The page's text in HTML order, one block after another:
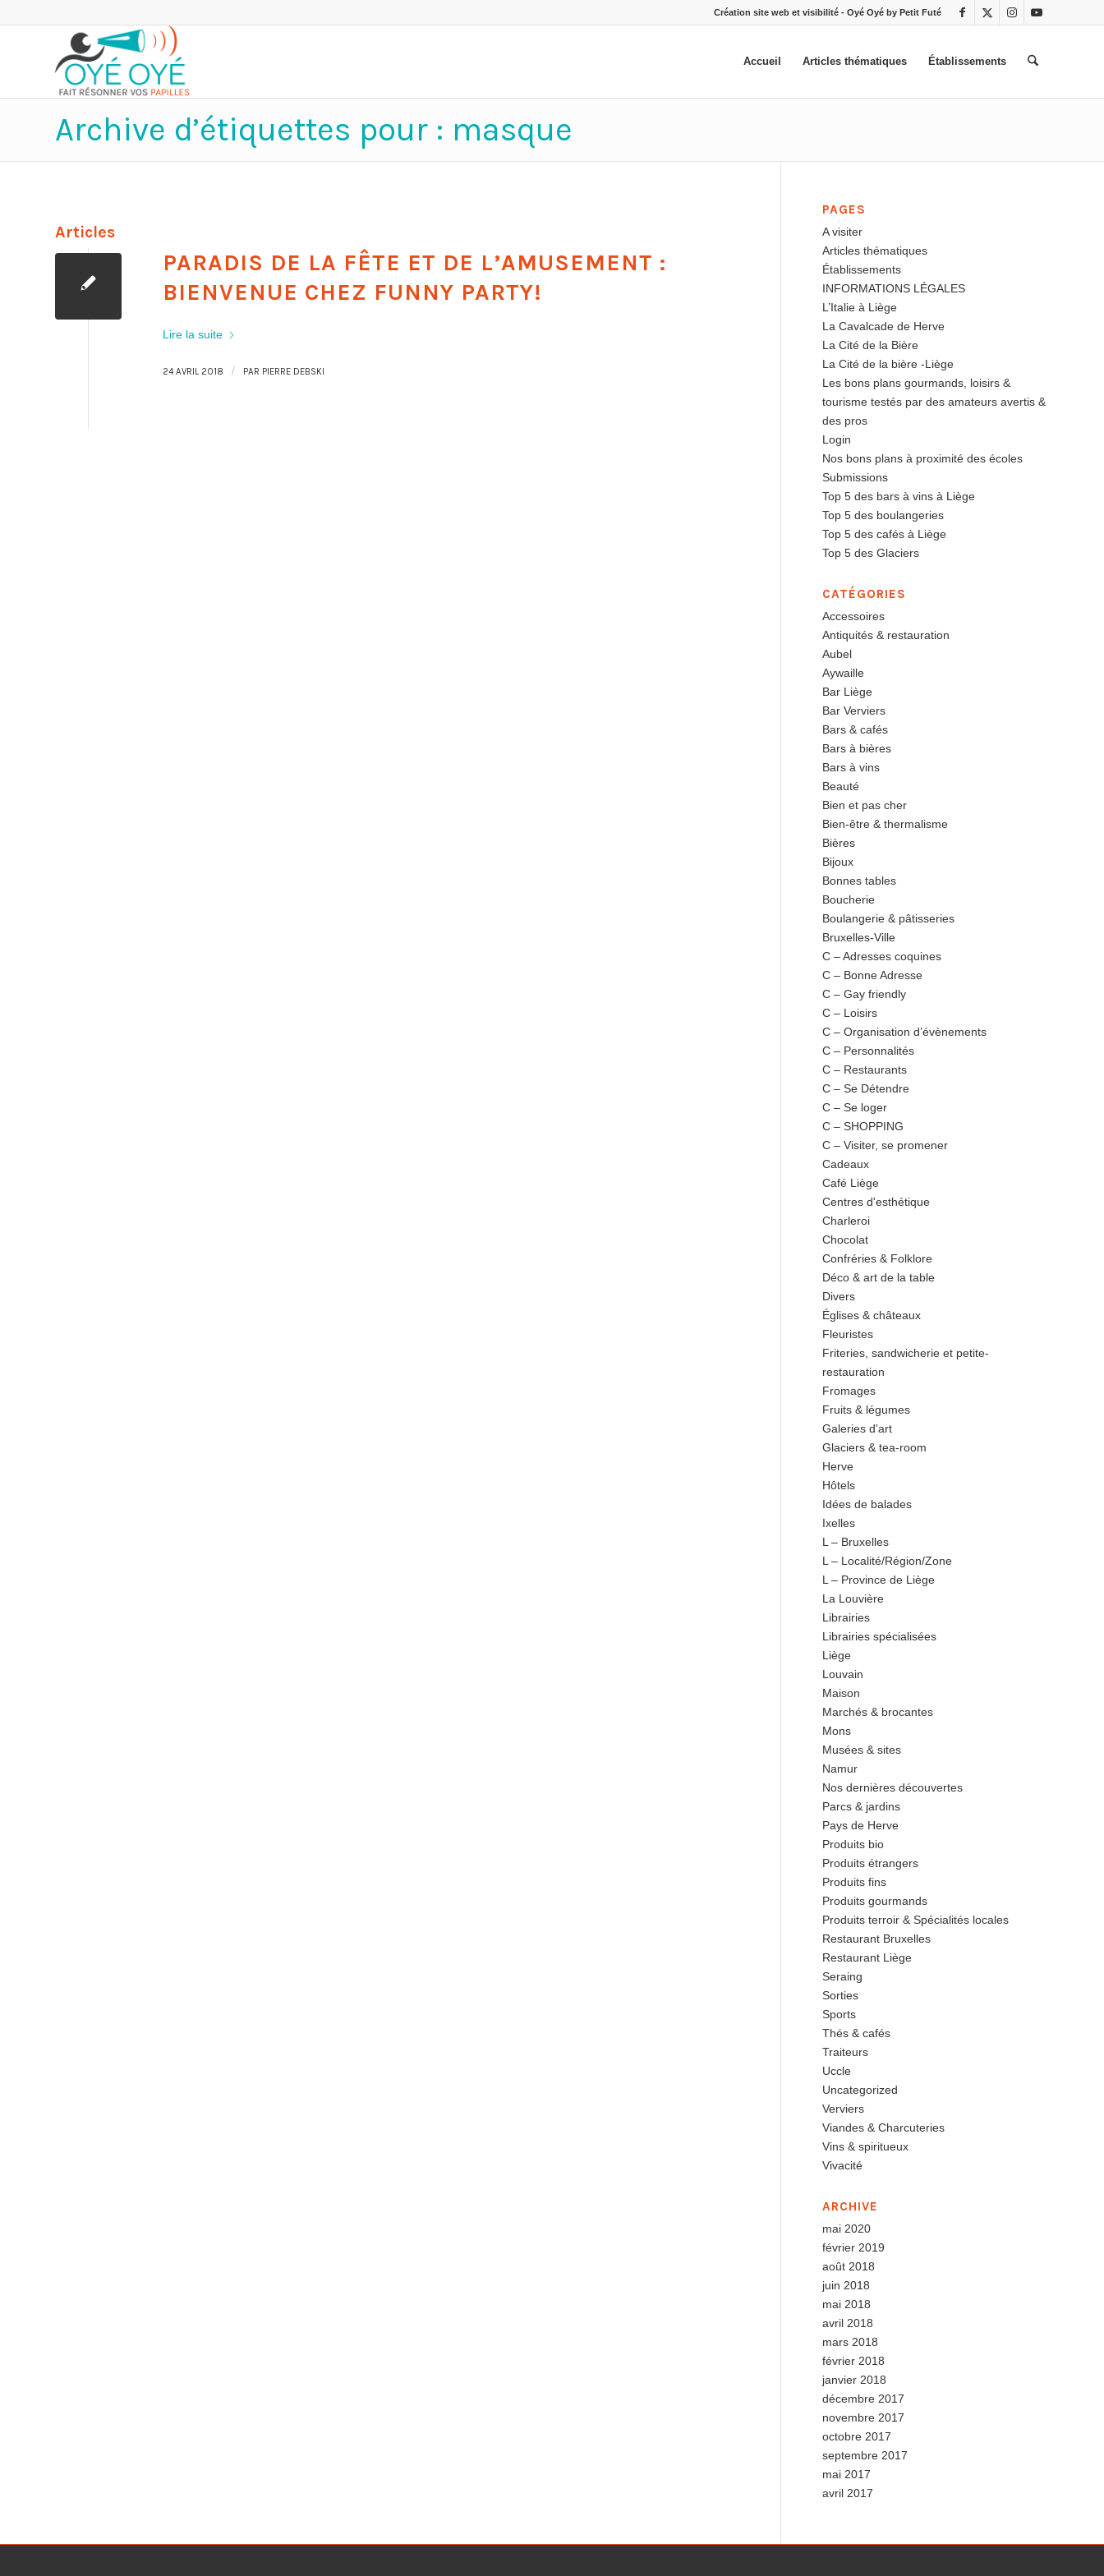
Création site web et visibilité - Oyé Oyé by Petit Futé
Accueil Articles thématiques Établissements
Archive d’étiquettes pour : masque
Articles
PARADIS DE LA FÊTE ET DE L’AMUSEMENT :
BIENVENUE CHEZ FUNNY PARTY!
Lire la suite
24 AVRIL 2018 / PAR PIERRE DEBSKI
PAGES
A visiter
Articles thématiques
Établissements
INFORMATIONS LÉGALES
L’Italie à Liège
La Cavalcade de Herve
La Cité de la Bière
La Cité de la bière -Liège
Les bons plans gourmands, loisirs &
tourisme testés par des amateurs avertis &
des pros
Login
Nos bons plans à proximité des écoles
Submissions
Top 5 des bars à vins à Liège
Top 5 des boulangeries
Top 5 des cafés à Liège
Top 5 des Glaciers
CATÉGORIES
Accessoires
Antiquités & restauration
Aubel
Aywaille
Bar Liège
Bar Verviers
Bars & cafés
Bars à bières
Bars à vins
Beauté
Bien et pas cher
Bien-être & thermalisme
Bières
Bijoux
Bonnes tables
Boucherie
Boulangerie & pâtisseries
Bruxelles-Ville
C – Adresses coquines
C – Bonne Adresse
C – Gay friendly
C – Loisirs
C – Organisation d’évènements
C – Personnalités
C – Restaurants
C – Se Détendre
C – Se loger
C – SHOPPING
C – Visiter, se promener
Cadeaux
Café Liège
Centres d'esthétique
Charleroi
Chocolat
Confréries & Folklore
Déco & art de la table
Divers
Églises & châteaux
Fleuristes
Friteries, sandwicherie et petite-
restauration
Fromages
Fruits & légumes
Galeries d'art
Glaciers & tea-room
Herve
Hôtels
Idées de balades
Ixelles
L – Bruxelles
L – Localité/Région/Zone
L – Province de Liège
La Louvière
Librairies
Librairies spécialisées
Liège
Louvain
Maison
Marchés & brocantes
Mons
Musées & sites
Namur
Nos dernières découvertes
Parcs & jardins
Pays de Herve
Produits bio
Produits étrangers
Produits fins
Produits gourmands
Produits terroir & Spécialités locales
Restaurant Bruxelles
Restaurant Liège
Seraing
Sorties
Sports
Thés & cafés
Traiteurs
Uccle
Uncategorized
Verviers
Viandes & Charcuteries
Vins & spiritueux
Vivacité
ARCHIVE
mai 2020
février 2019
août 2018
juin 2018
mai 2018
avril 2018
mars 2018
février 2018
janvier 2018
décembre 2017
novembre 2017
octobre 2017
septembre 2017
mai 2017
avril 2017